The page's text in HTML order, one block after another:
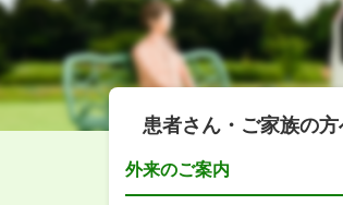
患者さん・ご家族の方
外来のご案内